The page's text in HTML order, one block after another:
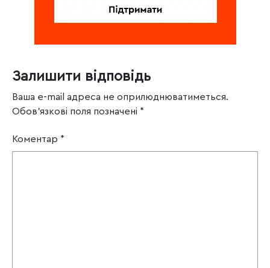
Залишити відповідь
Ваша e-mail адреса не оприлюднюватиметься.
Обов’язкові поля позначені *
Коментар *